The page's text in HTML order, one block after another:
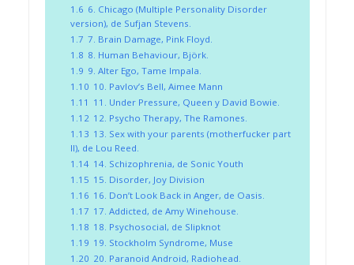
1.6 6. Chicago (Multiple Personality Disorder
version), de Sufjan Stevens.
1.7 7. Brain Damage, Pink Floyd.
1.8 8. Human Behaviour, Björk.
1.9 9. Alter Ego, Tame Impala.
1.10 10. Pavlov’s Bell, Aimee Mann
1.11 11. Under Pressure, Queen y David Bowie.
1.12 12. Psycho Therapy, The Ramones.
1.13 13. Sex with your parents (motherfucker part
II), de Lou Reed.
1.14 14. Schizophrenia, de Sonic Youth
1.15 15. Disorder, Joy Division
1.16 16. Don’t Look Back in Anger, de Oasis.
1.17 17. Addicted, de Amy Winehouse.
1.18 18. Psychosocial, de Slipknot
1.19 19. Stockholm Syndrome, Muse
1.20 20. Paranoid Android, Radiohead.